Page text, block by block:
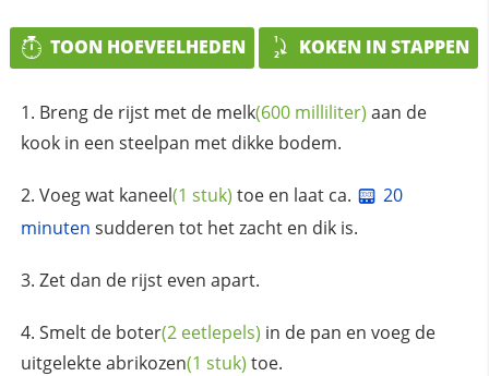
TOON HOEVEELHEDEN KOKEN IN STAPPEN
Breng de rijst met de melk(600 milliliter) aan de
kook in een steelpan met dikke bodem.
Voeg wat kaneel(1 stuk) toe en laat ca.
20
minuten sudderen tot het zacht en dik is.
Zet dan de rijst even apart.
Smelt de boter(2 eetlepels) in de pan en voeg de
uitgelekteabrikozen(1 stuk) toe.